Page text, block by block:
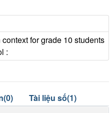
for grade 10 students
:
Tài liệu số(1)